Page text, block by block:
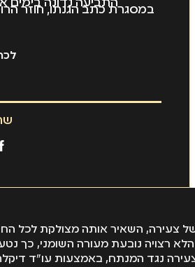
במסגרת כתב הגנתו, חוזר
התביעה נדונה
צעירה, השאיר אותה מצולקת לכל
רצויה נובעת מעורה השומני, כך
נגד המנתח, באמצעות עו"ד